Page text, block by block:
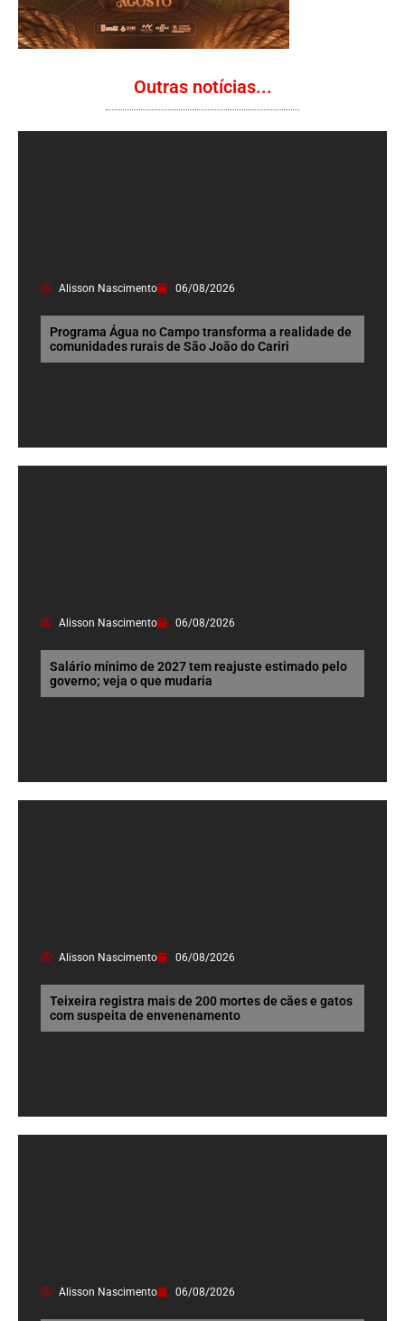
Outras notícias...
Alisson Nascimento 06/08/2026
Programa Água no Campo transforma a realidade de
comunidades rurais de São João do Cariri
Alisson Nascimento 06/08/2026
Salário mínimo de 2027 tem reajuste estimado pelo
governo; veja o que mudaria
Alisson Nascimento 06/08/2026
Teixeira registra mais de 200 mortes de cães e gatos
com suspeita de envenenamento
Alisson Nascimento 06/08/2026